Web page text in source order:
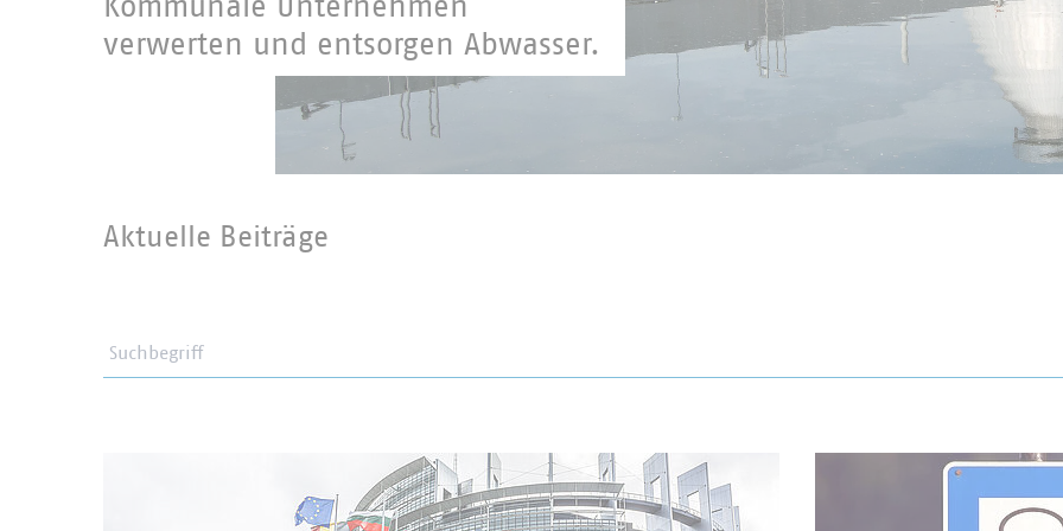
Kommunale Unternehmen
verwerten und entsorgen Abwasser.
Aktuelle Beiträge